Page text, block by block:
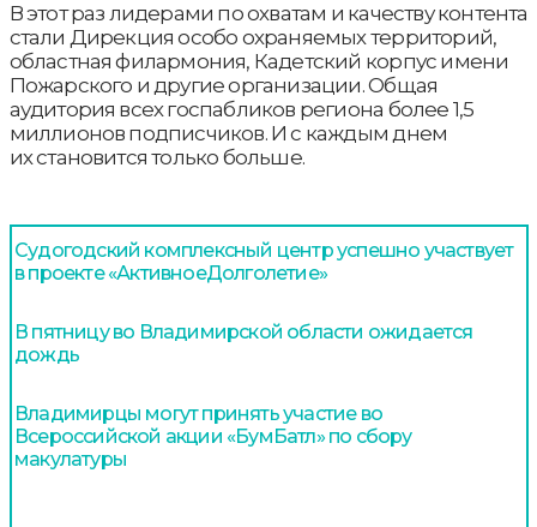
В этот раз лидерами по охватам и качеству контента
стали Дирекция особо охраняемых территорий,
областная филармония, Кадетский корпус имени
Пожарского и другие организации. Общая
аудитория всех госпабликов региона более 1,5
миллионов подписчиков. И с каждым днем
их становится только больше.
Судогодский комплексный центр успешно участвует
в проекте «АктивноеДолголетие»
В пятницу во Владимирской области ожидается
дождь
Владимирцы могут принять участие во
Всероссийской акции «БумБатл» по сбору
макулатуры